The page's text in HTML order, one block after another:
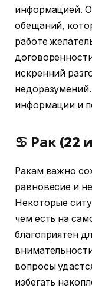
информацией.
обещаний,
работе
искренний
информации и
♋ Рак
Ракам важно
равновесие и
Некоторые
чем есть на
благоприятен
вопросы
избегать